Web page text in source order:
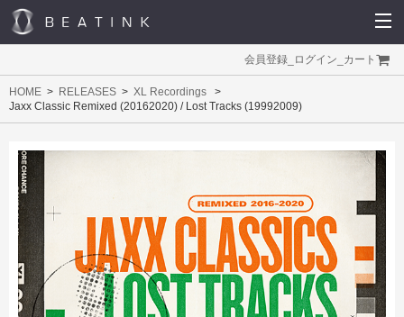
会員登録 ログイン カート
HOME RELEASES
XL Recordings
Jaxx Classic Remixed (20162020) / Lost Tracks (19992009)